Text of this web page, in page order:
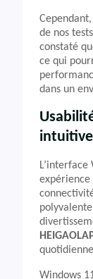
de nos
constaté
ce qui
dans un
intuitive
Windows